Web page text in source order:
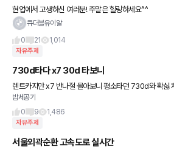
현업에서 고생하신 여러분! 주말은 힐링하세요^^
큐더블유이알
0
21 1,014
자유주제
730d타다 x7 30d 타보니
렌트카지만 x7 반나절 몰아보니 평소타던 730d와 확싫
리자면 세단은 세단이고 suv는 suv라는 것을 느꼈습니다. 2열에 탄 아이들이 차고도 높
고 롤링이 있어선
밥세공기
0
9 1,486
자유주제
서울외곽순환 고속도로 실시간